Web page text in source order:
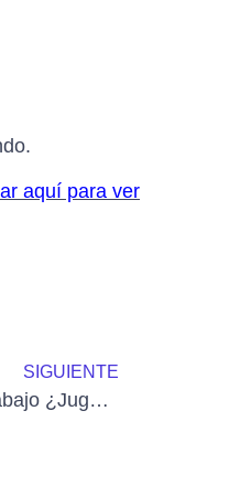
aquí para ver
SIGUIENTE
LEGO© SERIOUS PLAY© en entrevistas de Trabajo ¿Jugamos? vía blog Grace Salazar